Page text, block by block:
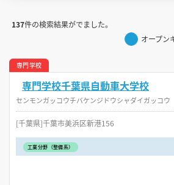
137件の検索結果がでました。
オープン
専門学校
専門学校千葉県自動車大学校
センモンガッコウチバケンジドウシャダイガッコウ
[千葉県]千葉市美浜区新港156
工業分野（整備系）